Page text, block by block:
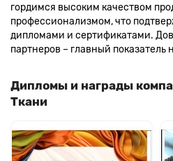
гордимся высоким качеством
профессионализмом, что
дипломами и сертификатами.
партнеров – главный показатель
Дипломы и награды
Ткани